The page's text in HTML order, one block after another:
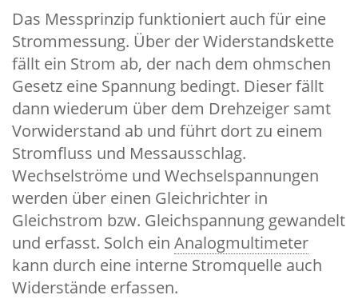
Das Messprinzip funktioniert auch für eine
Strommessung. Über der Widerstandskette
fällt ein Strom ab, der nach dem ohmschen
Gesetz eine Spannung bedingt. Dieser fällt
dann wiederum über dem Drehzeiger samt
Vorwiderstand ab und führt dort zu einem
Stromfluss und Messausschlag.
Wechselströme und Wechselspannungen
werden über einen Gleichrichter in
Gleichstrom bzw. Gleichspannung gewandelt
und erfasst. Solch ein Analogmultimeter
kann durch eine interne Stromquelle auch
Widerstände erfassen.